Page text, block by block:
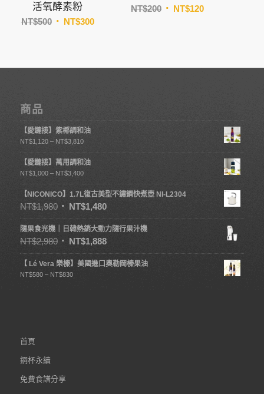
活氧酵素粉
NT$500 原 NT$300目
NT$200 原 NT$120目
商品
【愛鏈接】紫椰調和油
NT$1,120 – NT$3,810
【愛鏈接】萬用調和油
NT$1,000 – NT$3,400
【NICONICO】1.7L復古美型不鏽鋼快煮壺 NI-L2304
NT$1,980 NT$1,480
隨果食光機｜日韓熱銷大動力隨行果汁機
NT$2,980 NT$1,888
【 Lé Vera 樂榛】美國進口奧勒岡榛果油
NT$580 – NT$830
首頁
鋼杯永續
免費食譜分享